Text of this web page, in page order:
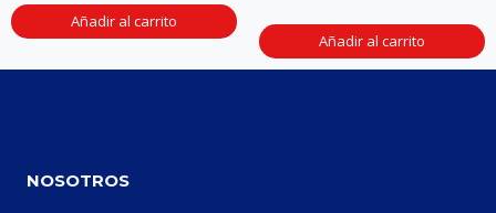
Añadir al carrito
Añadir al carrito
NOSOTROS